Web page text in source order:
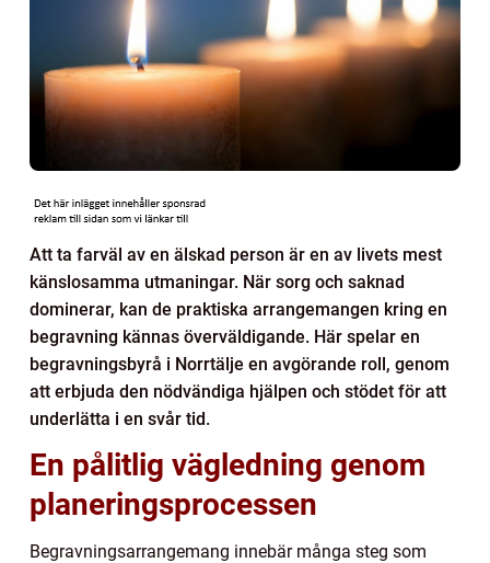
Att ta farväl av en älskad person är en av livets mest
känslosamma utmaningar. När sorg och saknad
dominerar, kan de praktiska arrangemangen kring en
begravning kännas överväldigande. Här spelar en
begravningsbyrå i Norrtälje en avgörande roll, genom
att erbjuda den nödvändiga hjälpen och stödet för att
underlätta i en svår tid.
En pålitlig vägledning genom
planeringsprocessen
Begravningsarrangemang innebär många steg som